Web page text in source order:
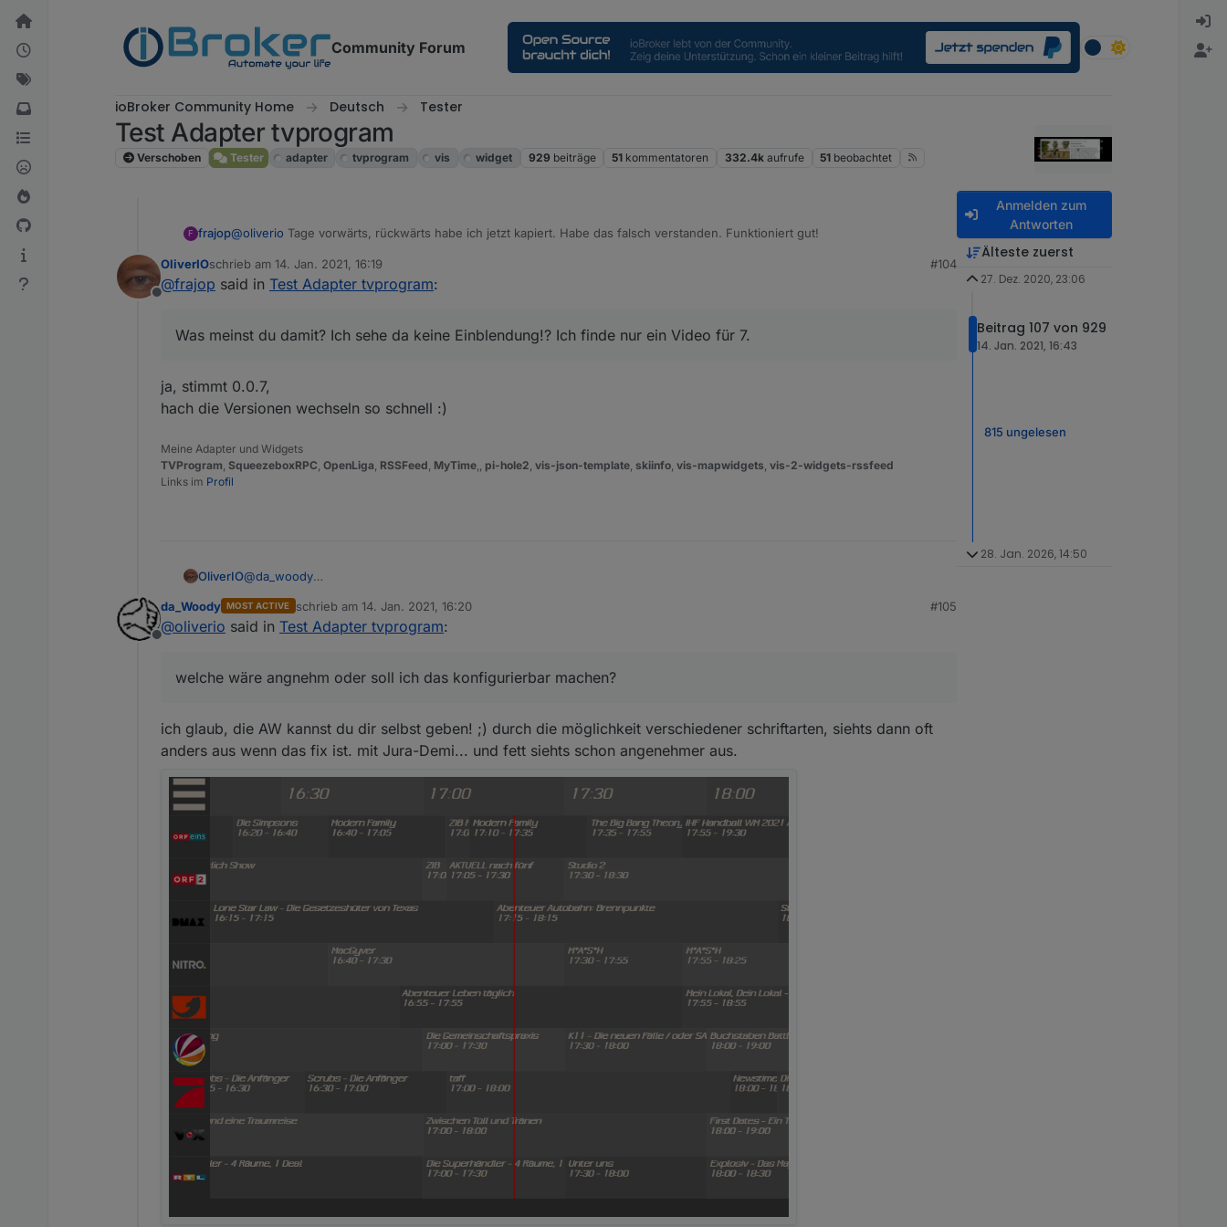
Weiter zum Inhalt
Community Forum
ioBroker Community Home Deutsch Tester
Test Adapter tvprogram
Verschoben Tester adapter tvprogram vis widget 929 beiträge 51 kommentatoren 332.4k aufrufe 51 beobachtet
F frajop@oliverio Tage vorwärts, rückwärts habe ich jetzt kapiert. Habe das falsch verstanden. Funktioniert gut!
Bei dir wird dann ebenfalls diese Einblendung mit dem geladenen Tag angezeigt? Schau dir das Video im Thread mit der
auch bestens.
Tolle Sache, Danke
Offline
OliverIOschrieb am 14. Jan. 2021, 16:19
zuletzt editiert von
#104
@frajop said in Test Adapter tvprogram:
Was meinst du damit? Ich sehe da keine Einblendung!? Ich finde nur ein Video für 7.
ja, stimmt 0.0.7,
hach die Versionen wechseln so schnell :)
Meine Adapter und Widgets
TVProgram SqueezeboxRPC OpenLiga RSSFeed MyTime pi-hole2 vis-json-template skiinfo vis-mapwidgets vis-2-widgets-rssfeed
Links im Profil
OliverIO@da_woody
welche wäre angnehm oder soll ich das konfigurierbar machen?
Offline
da_Woody MOST ACTIVE schrieb am 14. Jan. 2021, 16:20
zuletzt editiert von
#105
@oliverio said in Test Adapter tvprogram:
welche wäre angnehm oder soll ich das konfigurierbar machen?
ich glaub, die AW kannst du dir selbst geben! ;) durch die möglichkeit verschiedener schriftarten, siehts dann oft
anders aus wenn das fix ist. mit Jura-Demi... und fett siehts schon angenehmer aus.
Anmelden zum
Antworten
Älteste zuerst
27. Dez. 2020, 23:06
Beitrag 107 von 929
14. Jan. 2021, 16:43
815 ungelesen
28. Jan. 2026, 14:50